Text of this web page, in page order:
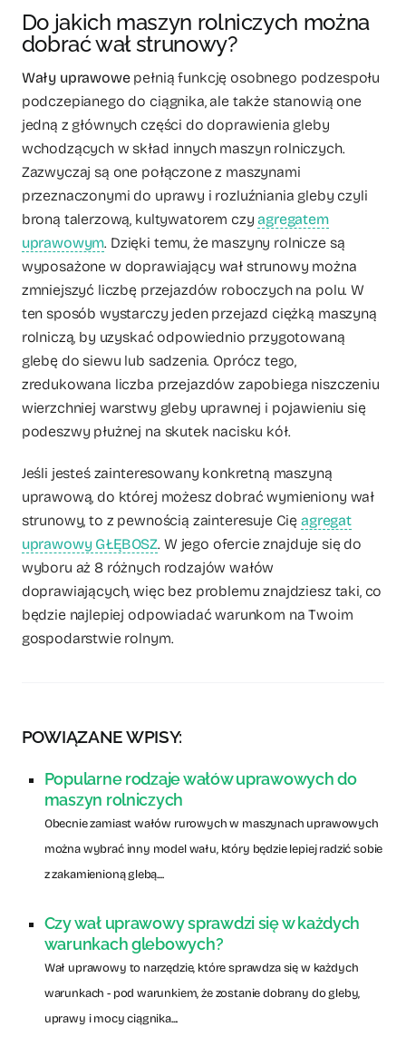
Do jakich maszyn rolniczych można
dobrać wał strunowy?
Wały uprawowepełnią funkcję osobnego podzespołu
podczepianego do ciągnika, ale także stanowią one
jedną z głównych części do doprawienia gleby
wchodzących w skład innych maszyn rolniczych.
Zazwyczaj są one połączone z maszynami
przeznaczonymi do uprawy i rozluźniania gleby czyli
broną talerzową, kultywatorem czyagregatem
uprawowym. Dzięki temu, że maszyny rolnicze są
wyposażone w doprawiający wał strunowy można
zmniejszyć liczbę przejazdów roboczych na polu. W
ten sposób wystarczy jeden przejazd ciężką maszyną
rolniczą, by uzyskać odpowiednio przygotowaną
glebę do siewu lub sadzenia. Oprócz tego,
zredukowana liczba przejazdów zapobiega niszczeniu
wierzchniej warstwy gleby uprawnej i pojawieniu się
podeszwy płużnej na skutek nacisku kół.
Jeśli jesteś zainteresowany konkretną maszyną
uprawową, do której możesz dobrać wymieniony wał
strunowy, to z pewnością zainteresuje Cięagregat
uprawowy GŁĘBOSZ. W jego ofercie znajduje się do
wyboru aż 8 różnych rodzajów wałów
doprawiających, więc bez problemu znajdziesz taki, co
będzie najlepiej odpowiadać warunkom na Twoim
gospodarstwie rolnym.
POWIĄZANE WPISY:
Popularne rodzaje wałów uprawowych do
maszyn rolniczych
Obecnie zamiast wałów rurowych w maszynach uprawowych
można wybrać inny model wału, który będzie lepiej radzić sobie
z zakamienioną glebą....
Czy wał uprawowy sprawdzi się w każdych
warunkach glebowych?
Wał uprawowy to narzędzie, które sprawdza się w każdych
warunkach - pod warunkiem, że zostanie dobrany do gleby,
uprawy i mocy ciągnika....